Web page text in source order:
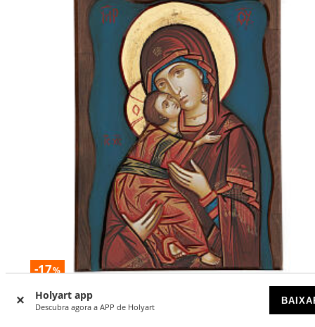
Holyart app
Descubra agora a APP de Holyart
-17%
Ícone Nossa Senhora de Vladimir fundo azul